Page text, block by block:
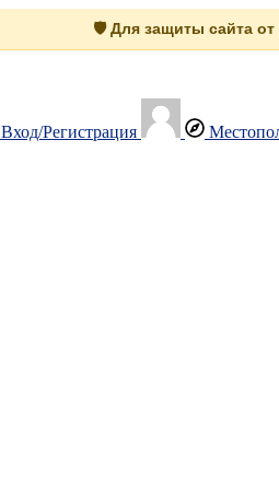
🛡️ Для защиты сайта от
Вход/Регистрация